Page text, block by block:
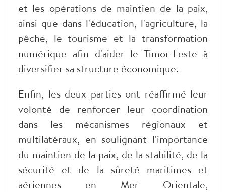
et les opérations de maintien de la paix,
ainsi que dans l'éducation, l'agriculture, la
pêche, le tourisme et la transformation
numérique afin d'aider le Timor-Leste à
diversifier sa structure économique.
Enfin, les deux parties ont réaffirmé leur
volonté de renforcer leur coordination
dans les mécanismes régionaux et
multilatéraux, en soulignant l'importance
du maintien de la paix, de la stabilité, de la
sécurité et de la sûreté maritimes et
aériennes en Mer Orientale,